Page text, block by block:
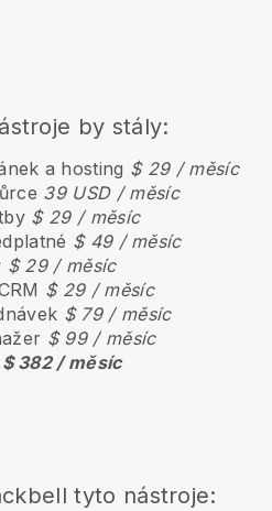
by stály:
a hosting $ 29 / měsíc
39 USD / měsíc
$ 29 / měsíc
$ 49 / měsíc
$ 29 / měsíc
$ 29 / měsíc
$ 79 / měsíc
$ 99 / měsíc
$ 382 / měsíc
tyto nástroje: